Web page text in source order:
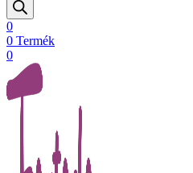
0
0 Termék
0